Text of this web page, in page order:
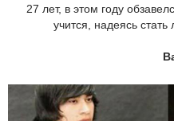
27 лет, в этом году
учится, надеясь